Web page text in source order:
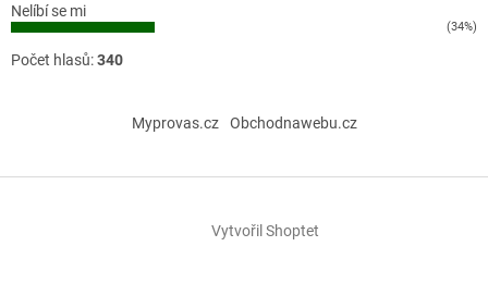
Nelíbí se mi
(34%)
Počet hlasů:340
Myprovas.cz Obchodnawebu.cz
Vytvořil Shoptet